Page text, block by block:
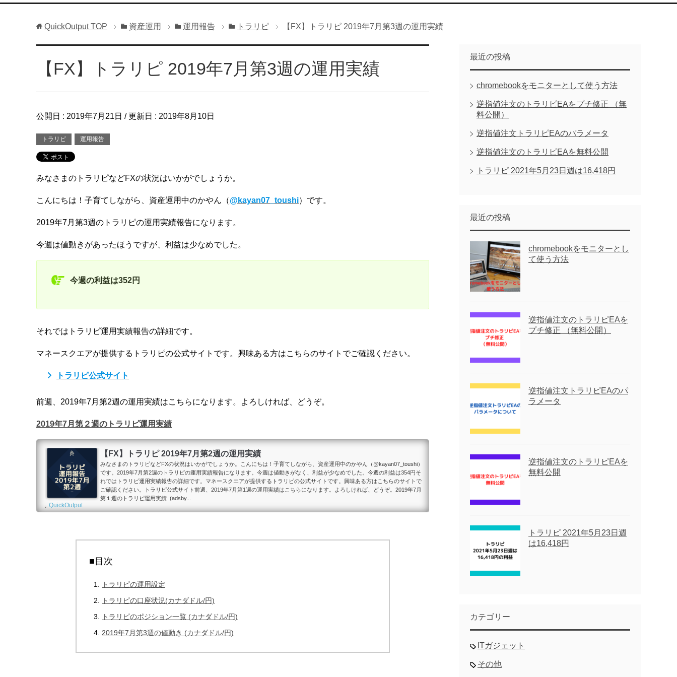
QuickOutputTOP 資産運用 運用報告 トラリピ 【FX】トラリピ 2019年7月第3週の運用実績
【FX】トラリピ 2019年7月第3週の運用実績
公開日 : 2019年7月21日 / 更新日 : 2019年8月10日
トラリピ 運用報告
みなさまのトラリピなどFXの状況はいかがでしょうか。
こんにちは！子育てしながら、資産運用中のかやん（@kayan07_toushi）です。
2019年7月第3週のトラリピの運用実績報告になります。
今週は値動きがあったほうですが、利益は少なめでした。
今週の利益は352円
それではトラリピ運用実績報告の詳細です。
マネースクエアが提供するトラリピの公式サイトです。興味ある方はこちらのサイトでご確認ください。
トラリピ公式サイト
前週、2019年7月第2週の運用実績はこちらになります。よろしければ、どうぞ。
2019年7月第２週のトラリピ運用実績
【FX】トラリピ 2019年7月第2週の運用実績
みなさまのトラリピなどFXの状況はいかがでしょうか。こんにちは！子育てしながら、資産運用中のかやん（@kayan07_toushi）
です。2019年7月第2週のトラリピの運用実績報告になります。今週は値動きがなく、利益が少なめでした。今週の利益は354円そ
れではトラリピ運用実績報告の詳細です。マネースクエアが提供するトラリピの公式サイトです。興味ある方はこちらのサイトで
ご確認ください。トラリピ公式サイト前週、2019年7月第1週の運用実績はこちらになります。よろしければ、どうぞ。2019年7月
第１週のトラリピ運用実績 (adsby...
QuickOutput
■目次
トラリピの運用設定
トラリピの口座状況(カナダドル/円)
トラリピのポジション一覧 (カナダドル/円)
2019年7月第3週の値動き (カナダドル/円)
最近の投稿
chromebookをモニターとして使う方法
逆指値注文のトラリピEAをプチ修正 （無
料公開）
逆指値注文トラリピEAのパラメータ
逆指値注文のトラリピEAを無料公開
トラリピ 2021年5月23日週は16,418円
最近の投稿
chromebookをモニターとし
て使う方法
逆指値注文のトラリピEAを
プチ修正 （無料公開）
逆指値注文トラリピEAのパ
ラメータ
逆指値注文のトラリピEAを
無料公開
トラリピ 2021年5月23日週
は16,418円
カテゴリー
ITガジェット
その他